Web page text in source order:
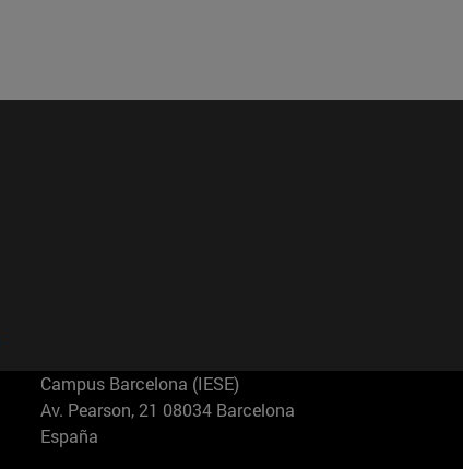
Campus Barcelona (IESE)
Av. Pearson, 21 08034 Barcelona
España